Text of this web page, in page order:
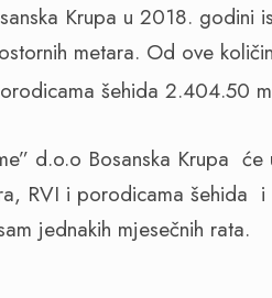
Krupa u 2018.
metara. Od ove
šehida 2.404.50 m
d.o.o Bosanska Krupa će
RVI i porodicama šehida i
jednakih mjesečnih rata.